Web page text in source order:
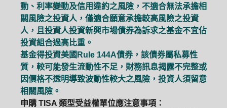
動、利率變動及信用違約之風險，不適合無法承擔相
關風險之投資人，僅適合願意承擔較高風險之投資
人，且投資人投資新興市場債券為訴求之基金不宜佔
投資組合過高比重。
基金得投資美國Rule 144A債券，該債券屬私募性
質，較可能發生流動性不足，財務訊息揭露不完整或
因價格不透明導致波動性較大之風險，投資人須留意
相關風險。
申購 TISA 類型受益權單位應注意事項：